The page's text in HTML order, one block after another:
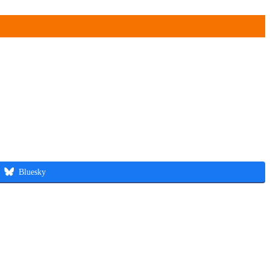
Bluesky